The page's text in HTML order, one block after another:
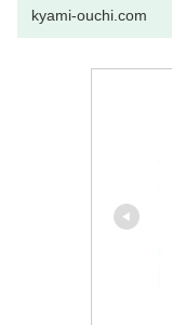
kyami-ouchi.com